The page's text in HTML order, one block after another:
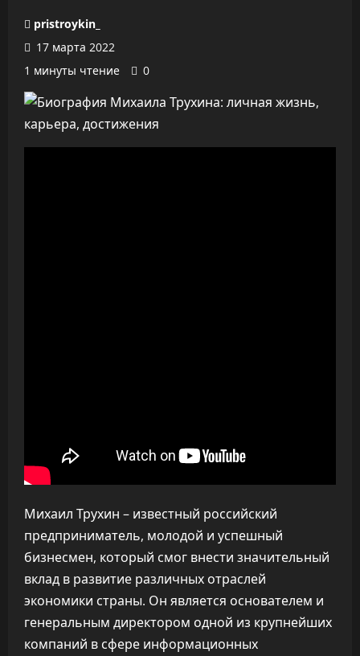
pristroykin_
17 марта 2022
1 минуты чтение
0
Михаил Трухин – известный российский
предприниматель, молодой и успешный
бизнесмен, который смог внести значительный
вклад в развитие различных отраслей
экономики страны. Он является основателем и
генеральным директором одной из крупнейших
компаний в сфере информационных